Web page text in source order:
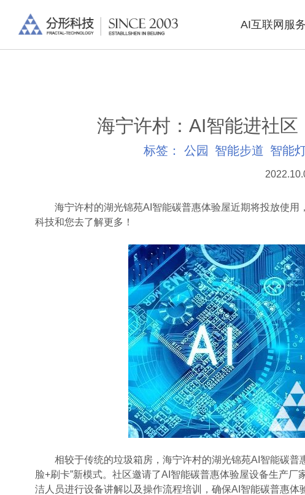
AI互联网服务
海宁许村：AI智能进社
标签： 公园 智能步道 智能
海宁许村的湖光锦苑AI智能碳普惠体验屋近期将投放使用
科技和您去了解更多！
相较于传统的垃圾箱房，海宁许村的湖光锦苑AI智能碳普
脸+刷卡”新模式。社区邀请了AI智能碳普惠体验屋设备生产
洁人员进行设备讲解以及操作流程培训，确保AI智能碳普惠